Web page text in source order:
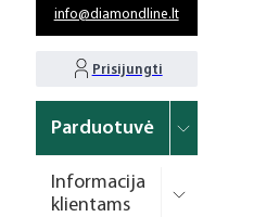
info@diamondline.lt
Prisijungti
Parduotuvė
Informacija
klientams